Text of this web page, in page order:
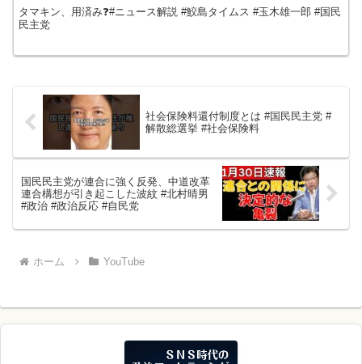
タマキン、用済み❓#ニュース解説 #鮫島タイムス #玉木雄一郎 #国民
民主党
社会保険料還付制度とは #国民民主党 #
解散総選挙 #社会保険料
国民民主党が連合に強く反発、中道改革
連合構想が引き起こした波紋 #北村晴男
#政治 #政治反応 #自民党
ホーム YouTube